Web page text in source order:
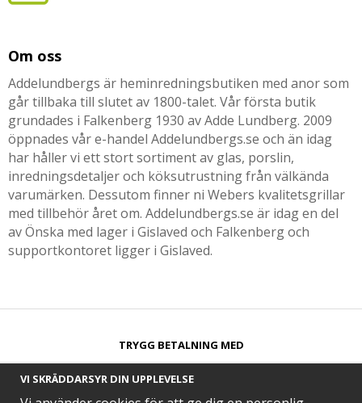
Om oss
Addelundbergs är heminredningsbutiken med anor som
går tillbaka till slutet av 1800-talet. Vår första butik
grundades i Falkenberg 1930 av Adde Lundberg. 2009
öppnades vår e-handel Addelundbergs.se och än idag
har håller vi ett stort sortiment av glas, porslin,
inredningsdetaljer och köksutrustning från välkända
varumärken. Dessutom finner ni Webers kvalitetsgrillar
med tillbehör året om. Addelundbergs.se är idag en del
av Önska med lager i Gislaved och Falkenberg och
supportkontoret ligger i Gislaved.
TRYGG BETALNING MED​
VI SKRÄDDARSYR DIN UPPLEVELSE